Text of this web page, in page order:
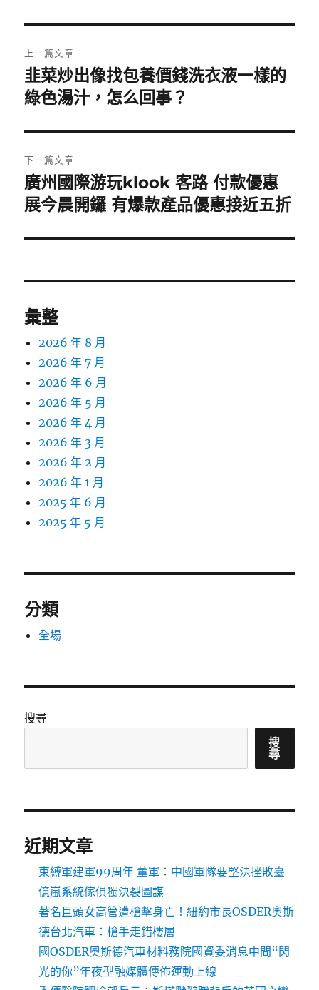
章
導
覽
上一篇文章
上
一
文
章:
韭菜炒出像找包養價錢洗衣液一樣的
綠色湯汁，怎么回事？
下一篇文章
下
一
文
廣州國際游玩klook 客路 付款優惠
展今晨開鑼 有爆款產品優惠接近五折
彙整
2026 年 8 月
2026 年 7 月
2026 年 6 月
2026 年 5 月
2026 年 4 月
2026 年 3 月
2026 年 2 月
2026 年 1 月
2025 年 6 月
2025 年 5 月
分類
全場
搜尋
搜
尋
近期文章
束縛軍建軍99周年 董軍：中國軍隊要堅決挫敗臺
億嵐系統傢俱獨決裂圖謀
著名巨頭女高管遭槍擊身亡！紐約市長OSDER奧斯
德台北汽車：槍手走錯樓層
國OSDER奧斯德汽車材料務院國資委消息中間“閃
光的你”年夜型融媒體傳佈運動上線